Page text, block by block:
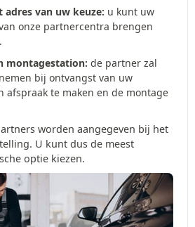
adres van uw keuze: u kunt uw
onze partnercentra brengen
montagestation: de partner zal
bij ontvangst van uw
afspraak te maken en de montage
worden aangegeven bij het
U kunt dus de meest
optie kiezen.